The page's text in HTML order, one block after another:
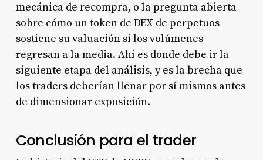
mecánica de recompra, o la pregunta abierta
sobre cómo un token de DEX de perpetuos
sostiene su valuación si los volúmenes
regresan a la media. Ahí es donde debe ir la
siguiente etapa del análisis, y es la brecha que
los traders deberían llenar por sí mismos antes
de dimensionar exposición.
Conclusión para el trader